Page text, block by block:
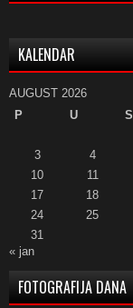
KALENDAR
AUGUST 2026
P
U S
3
4
10
11
17
18
24
25
31
« jan
FOTOGRAFIJA DANA